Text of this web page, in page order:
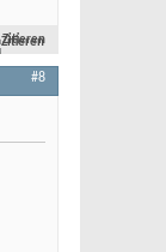
Zitieren
#8